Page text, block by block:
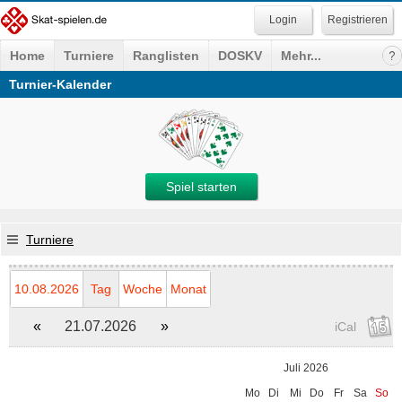
Registrieren
Home Turniere Ranglisten DOSKV
Mehr...
Turnier-Kalender
Spiel starten
Turniere
10.08.2026 Tag Woche Monat
« 21.07.2026 » iCal
Juli 2026
Mo
Di Mi Do Fr Sa So